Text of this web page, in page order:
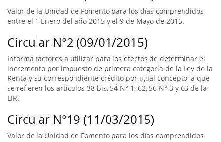
Valor de la Unidad de Fomento para los días comprendidos
entre el 1 Enero del año 2015 y el 9 de Mayo de 2015.
Circular N°2 (09/01/2015)
Informa factores a utilizar para los efectos de determinar el
incremento por impuesto de primera categoría de la Ley de la
Renta y su correspondiente crédito por igual concepto, a que
se refieren los artículos 38 bis, 54 N° 1, 62, 56 N° 3 y 63 de la
LIR.
Circular N°19 (11/03/2015)
Valor de la Unidad de Fomento para los días comprendidos